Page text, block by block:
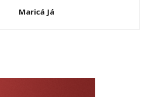
Maricá Já